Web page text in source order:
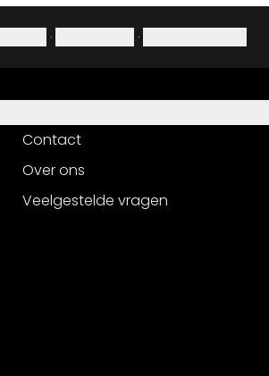
· ·
Contact
Over ons
Veelgestelde vragen